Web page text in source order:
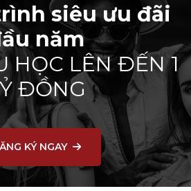
siêu ưu đãi
năm
HỌC LÊN ĐẾN 1
ĐỒNG
KÝ NGAY